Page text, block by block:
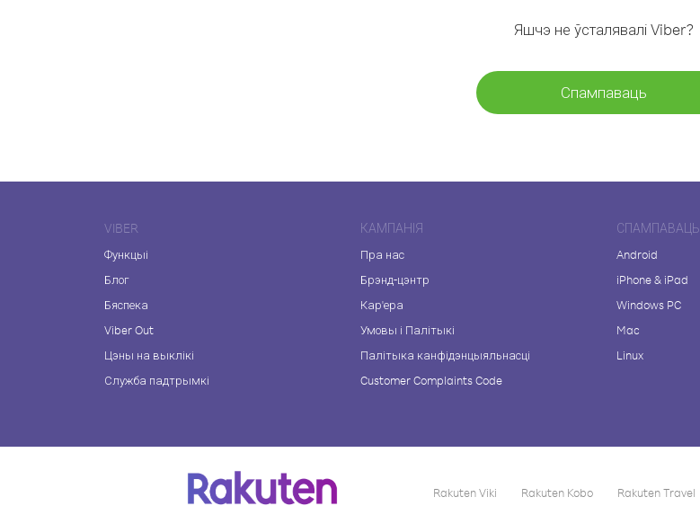
Яшчэ не ўсталявалі Viber?
Спампаваць
VIBER
Функцыі
Блог
Бяспека
Viber Out
Цэны на выклікі
Служба падтрымкі
КАМПАНІЯ
Пра нас
Брэнд-цэнтр
Кар'ера
Умовы і Палітыкі
Палітыка канфідэнцыяльнасці
Customer Complaints Code
СПАМПАВАЦЬ
Android
iPhone & iPad
Windows PC
Mac
Linux
Rakuten Viki Rakuten Kobo Rakuten Travel